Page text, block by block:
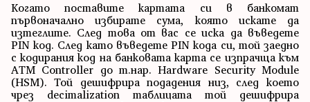
Когато поставите картата си в банкомат
първоначално избирате сума, която искате да
изтеглите. След това от вас се иска да въведете
PIN код. След като въведете PIN кода си, той заедно
с кодирания код на банковата карта се изпрачща към
ATM Controller до т.нар. Hardware Security Module
(HSM). Той дешифрира подадения низ, след което
чрез decimalization таблицата той дешифрира